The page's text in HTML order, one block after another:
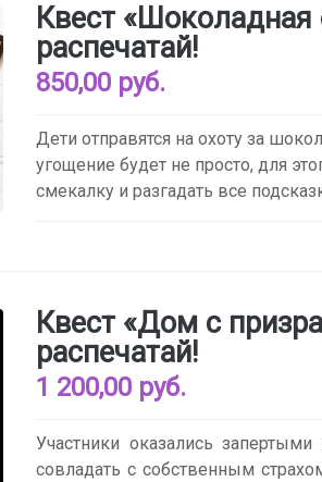
Квест «Шоколадная
распечатай!
850,00 руб.
Дети отправятся на охоту за
угощение будет не просто, для
смекалку и разгадать все
Квест «Дом с
распечатай!
1 200,00 руб.
Участники оказались
совладать с собственным